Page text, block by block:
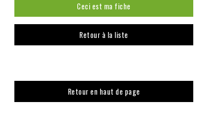
Ceci est ma fiche
Retour à la liste
Retour en haut de page